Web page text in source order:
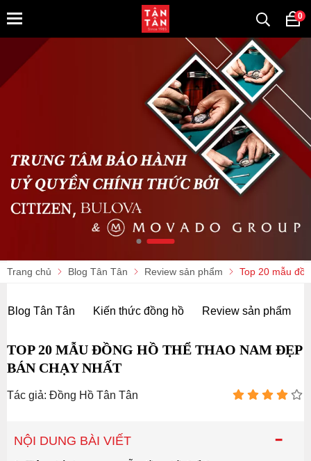
0
Trang chủ Blog Tân Tân Review sản phẩm Top 20 mẫu
Blog Tân Tân Kiến thức đồng hồ Review sản phẩm
TOP 20 MẪU ĐỒNG HỒ THỂ THAO NAM ĐẸP
BÁN CHẠY NHẤT
Tác giả: Đồng Hồ Tân Tân
-
NỘI DUNG BÀI VIẾT